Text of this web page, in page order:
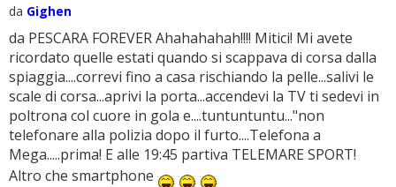
da Gighen
da PESCARA FOREVER Ahahahahah!!!! Mitici! Mi avete
ricordato quelle estati quando si scappava di corsa dalla
spiaggia....correvi fino a casa rischiando la pelle...salivi le
scale di corsa...aprivi la porta...accendevi la TV ti sedevi in
poltrona col cuore in gola e....tuntuntuntu..."non
telefonare alla polizia dopo il furto....Telefona a
Mega.....prima! E alle 19:45 partiva TELEMARE SPORT!
Altro che smartphone